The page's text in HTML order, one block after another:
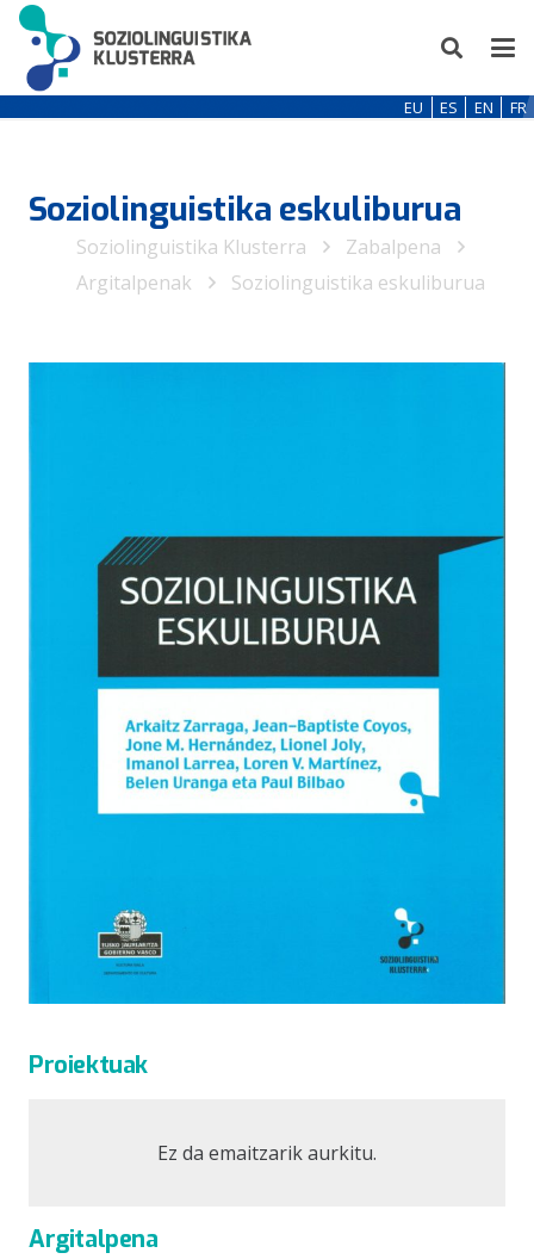
EU ES EN FR
Soziolinguistika eskuliburua
Soziolinguistika Klusterra
Zabalpena
Argitalpenak
Soziolinguistika eskuliburua
Proiektuak
Ez da emaitzarik aurkitu.
Argitalpena